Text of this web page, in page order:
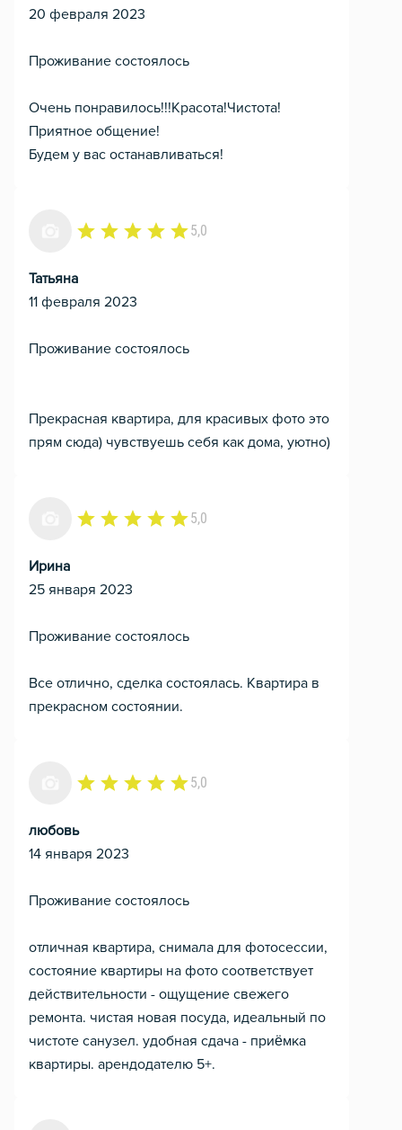
20 февраля 2023
Проживание состоялось
Очень понравилось!!!Красота!Чистота!
Приятное общение!
Будем у вас останавливаться!
5,0
Татьяна
11 февраля 2023
Проживание состоялось
Прекрасная квартира, для красивых фото это
прям сюда) чувствуешь себя как дома, уютно)
5,0
Ирина
25 января 2023
Проживание состоялось
Все отлично, сделка состоялась. Квартира в
прекрасном состоянии.
5,0
любовь
14 января 2023
Проживание состоялось
отличная квартира, снимала для фотосессии,
состояние квартиры на фото соответствует
действительности - ощущение свежего
ремонта. чистая новая посуда, идеальный по
чистоте санузел. удобная сдача - приёмка
квартиры. арендодателю 5+.